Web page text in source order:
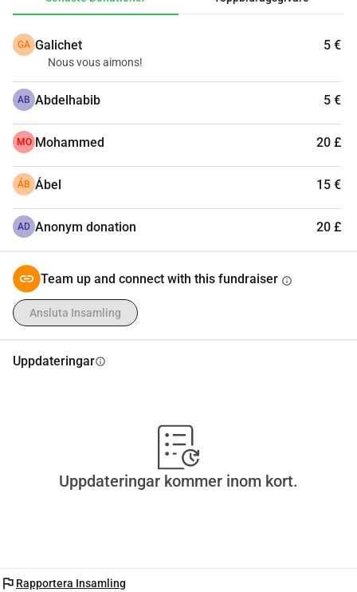
GA Galichet 5 €
Nous vous aimons!
AB Abdelhabib 5 €
MO Mohammed 20 £
ÁB Ábel 15 €
AD Anonym donation 20 £
Team up and connect with this fundraiser info
Ansluta Insamling
Uppdateringarinfo
Uppdateringar kommer inom kort.
flag Rapportera Insamling